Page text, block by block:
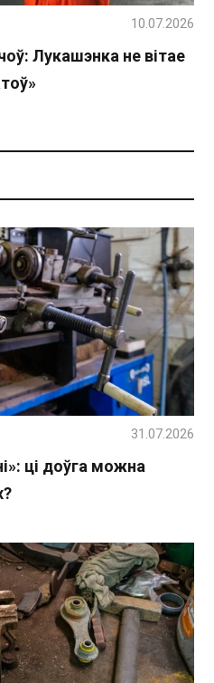
Лукашэнка не вітае
10.07.2026
ці доўга можна
31.07.2026